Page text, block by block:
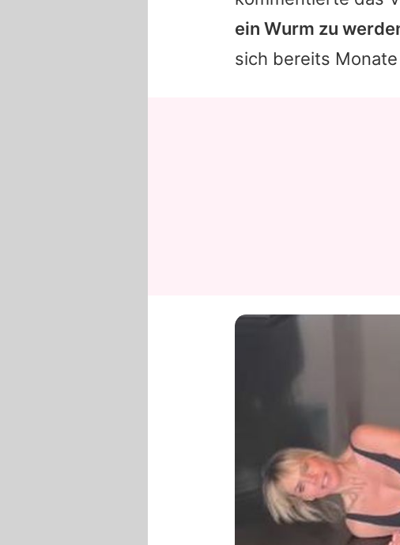
ein Wurm zu
sich bereits